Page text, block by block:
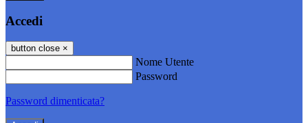
Accedi
button close ×
Nome Utente
Password
Password dimenticata?